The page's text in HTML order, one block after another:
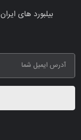
بیلبورد های ایران